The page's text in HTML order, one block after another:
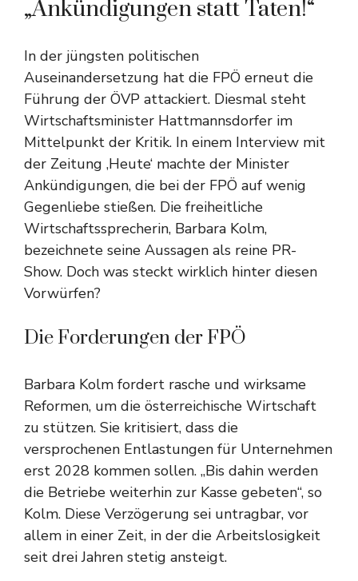
„Ankündigungen statt Taten!“
In der jüngsten politischen
Auseinandersetzung hat die FPÖ erneut die
Führung der ÖVP attackiert. Diesmal steht
Wirtschaftsminister Hattmannsdorfer im
Mittelpunkt der Kritik. In einem Interview mit
der Zeitung ‚Heute‘ machte der Minister
Ankündigungen, die bei der FPÖ auf wenig
Gegenliebe stießen. Die freiheitliche
Wirtschaftssprecherin, Barbara Kolm,
bezeichnete seine Aussagen als reine PR-
Show. Doch was steckt wirklich hinter diesen
Vorwürfen?
Die Forderungen der FPÖ
Barbara Kolm fordert rasche und wirksame
Reformen, um die österreichische Wirtschaft
zu stützen. Sie kritisiert, dass die
versprochenen Entlastungen für Unternehmen
erst 2028 kommen sollen. „Bis dahin werden
die Betriebe weiterhin zur Kasse gebeten“, so
Kolm. Diese Verzögerung sei untragbar, vor
allem in einer Zeit, in der die Arbeitslosigkeit
seit drei Jahren stetig ansteigt.